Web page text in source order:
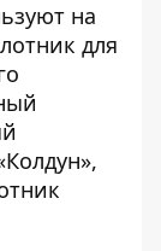
на
для